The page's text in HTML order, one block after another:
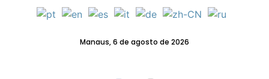
Manaus, 6 de agosto de 2026